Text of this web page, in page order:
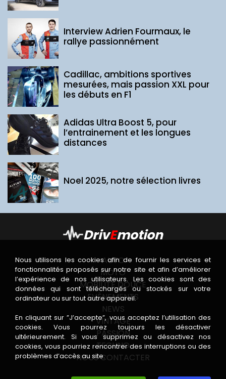
Interview Adrien Fourmaux, le
rallye passionnément
Cadillac, ambitions sportives
mesurées, mais passion XXL pour
les débuts en F1
Adidas Ultra Boost 5, pour
l’entrainement et les longues
distances
Noel 2025, notre sélection livres
Nous utilisons les cookies afin de fournir les services et
fonctionnalités proposés sur notre site et afin d’améliorer
l’expérience de nos utilisateurs. Les cookies sont des
données qui sont téléchargés ou stockés sur votre
ordinateur ou sur tout autre appareil.
En cliquant sur ”J’accepte”, vous acceptez l’utilisation des
cookies. Vous pourrez toujours les désactiver
ultérieurement. Si vous supprimez ou désactivez nos
cookies, vous pourriez rencontrer des interruptions ou des
problèmes d’accès au site.
DrivEmotion
AUTO
MOTO
MOBILITÉ DOUCE
EVÈNEMENTS
NEWS
VINTAGE
PASSION
TECHNO
NOUS CONTACTER